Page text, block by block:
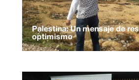
Palestina: Un mensaje de
optimismo